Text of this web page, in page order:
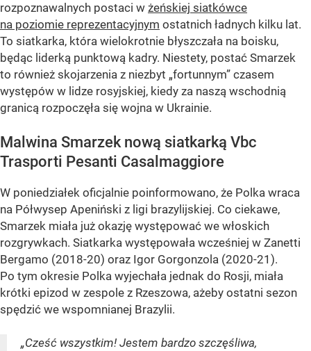
rozpoznawalnych postaci w żeńskiej siatkówce
na poziomie reprezentacyjnym ostatnich ładnych kilku lat.
To siatkarka, która wielokrotnie błyszczała na boisku,
będąc liderką punktową kadry. Niestety, postać Smarzek
to również skojarzenia z niezbyt „fortunnym” czasem
występów w lidze rosyjskiej, kiedy za naszą wschodnią
granicą rozpoczęła się wojna w Ukrainie.
Malwina Smarzek nową siatkarką Vbc
Trasporti Pesanti Casalmaggiore
W poniedziałek oficjalnie poinformowano, że Polka wraca
na Półwysep Apeniński z ligi brazylijskiej. Co ciekawe,
Smarzek miała już okazję występować we włoskich
rozgrywkach. Siatkarka występowała wcześniej w Zanetti
Bergamo (2018-20) oraz Igor Gorgonzola (2020-21).
Po tym okresie Polka wyjechała jednak do Rosji, miała
krótki epizod w zespole z Rzeszowa, ażeby ostatni sezon
spędzić we wspomnianej Brazylii.
„Cześć wszystkim! Jestem bardzo szczęśliwa,